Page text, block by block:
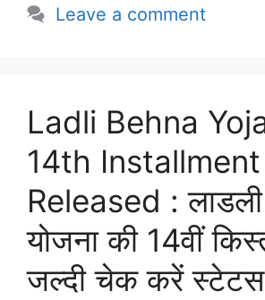
Leave a comment
Ladli Behna
14th Installment
Released : लाडली
योजना की 14वीं
जल्दी चेक करें स्टेटस